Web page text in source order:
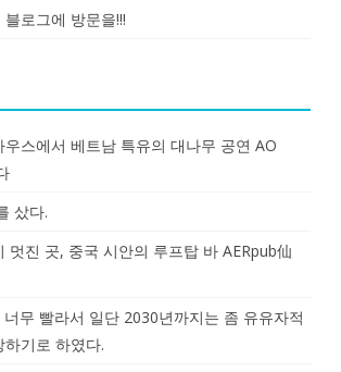
로그에 방문을!!!
스에서 베트남 특유의 대나무 공연 AO
샀다.
멋진 곳, 중국 시안의 루프탑 바 AERpub仙
무 빨라서 일단 2030년까지는 좀 유유자적
기로 하였다.